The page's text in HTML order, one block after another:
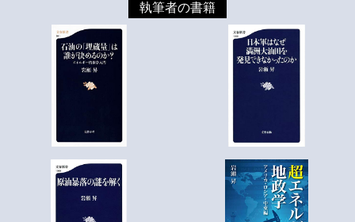
執筆者の書籍